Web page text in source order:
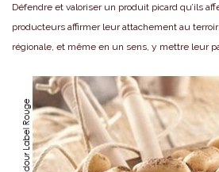
Défendre et valoriser un produit picard qu’ils
producteurs affirmer leur attachement au
régionale, et même en un sens, y mettre leur